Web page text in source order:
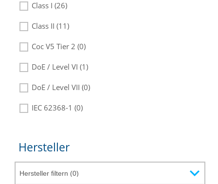
Class I (26)
Class II (11)
Coc V5 Tier 2 (0)
DoE / Level VI (1)
DoE / Level VII (0)
IEC 62368-1 (0)
Hersteller